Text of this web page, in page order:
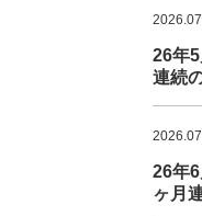
26年
連続
26年
ヶ月